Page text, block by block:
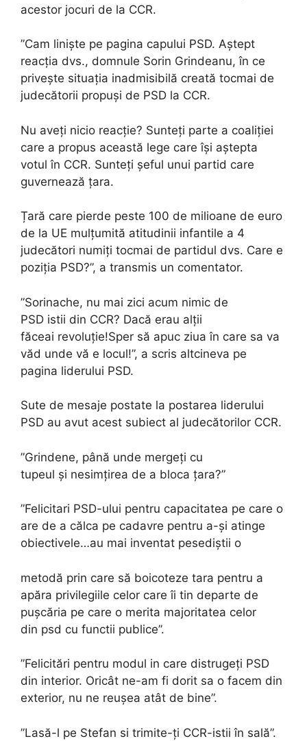
acestor jocuri de la CCR.
”Cam liniște pe pagina capului PSD. Aștept
reacția dvs., domnule Sorin Grindeanu, în ce
privește situația inadmisibilă creată tocmai de
judecătorii propuși de PSD la CCR.
Nu aveți nicio reacție? Sunteți parte a coaliției
care a propus această lege care își aștepta
votul în CCR. Sunteți șeful unui partid care
guvernează țara.
Țară care pierde peste 100 de milioane de euro
de la UE mulțumită atitudinii infantile a 4
judecători numiți tocmai de partidul dvs. Care e
poziția PSD?”, a transmis un comentator.
”Sorinache, nu mai zici acum nimic de
PSD istii din CCR? Dacă erau alții
făceai revoluție!Sper să apuc ziua în care sa va
văd unde vă e locul!”, a scris altcineva pe
pagina liderului PSD.
Sute de mesaje postate la postarea liderului
PSD au avut acest subiect al judecătorilor CCR.
”Grindene, până unde mergeți cu
tupeul și nesimțirea de a bloca țara?”
”Felicitari PSD-ului pentru capacitatea pe care o
are de a călca pe cadavre pentru a-și atinge
obiectivele…au mai inventat pesediștii o
metodă prin care să boicoteze tara pentru a
apăra privilegiile celor care îi tin departe de
pușcăria pe care o merita majoritatea celor
din psd cu functii publice”.
”Felicitări pentru modul in care distrugeți PSD
din interior. Oricât ne-am fi dorit sa o facem din
exterior, nu ne reușea atât de bine”.
”Lasă-l pe Stefan si trimite-ți CCR-istii în sală”.